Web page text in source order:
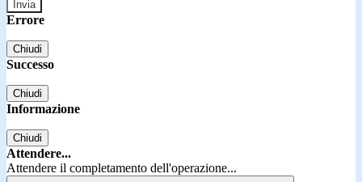
Errore
Chiudi
Successo
Chiudi
Informazione
Chiudi
Attendere...
Attendere il completamento dell'operazione...